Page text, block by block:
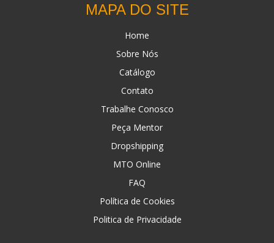
MAPA DO SITE
Home
Sobre Nós
Catálogo
Contato
Trabalhe Conosco
Peça Mentor
Dropshipping
MTO Online
FAQ
Política de Cookies
Politica de Privacidade